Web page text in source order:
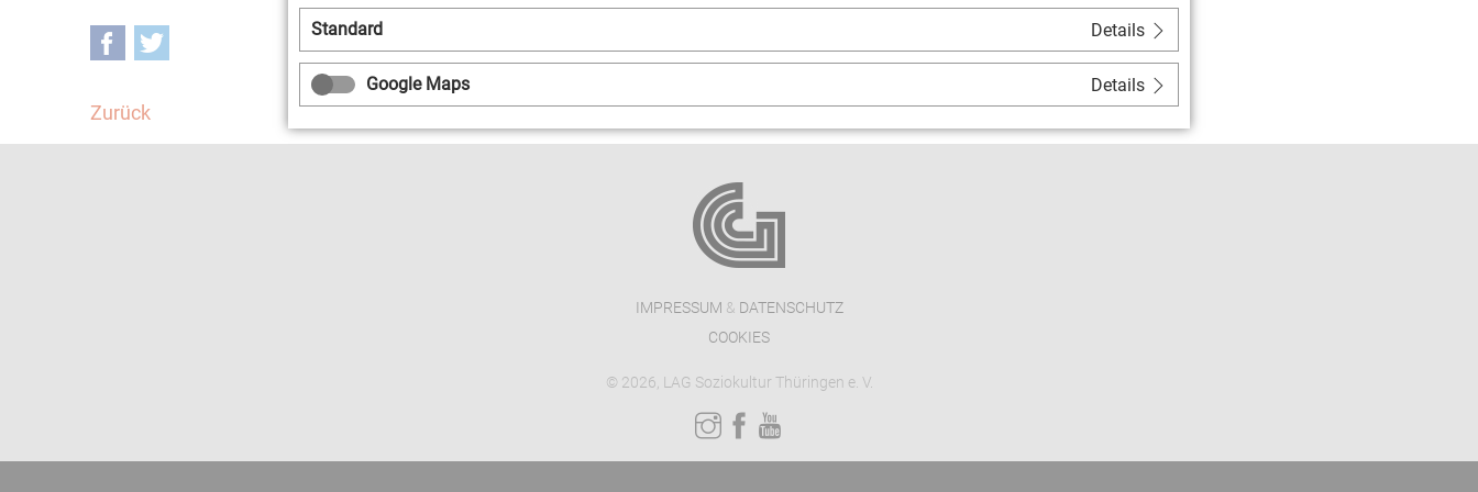
Facebook
Zurück
IMPRESSUM & DATENSCHUTZ
COOKIES
© 2026, LAG Soziokultur Thüringen e. V.
Standard Details
Google Maps Details